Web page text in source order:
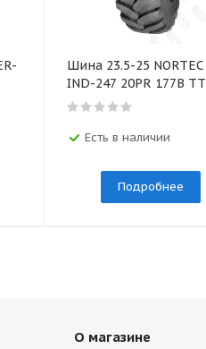
Шина 23.5-25 NORTEC
IND-247 20PR 177B TT
Есть в наличии
Подробнее
О магазине